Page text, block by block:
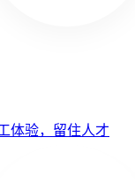
体验，留住人才